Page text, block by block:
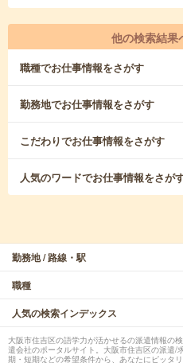
他の検索結果
職種でお仕事情報をさがす
勤務地でお仕事情報をさがす
こだわりでお仕事情報をさがす
人気のワードでお仕事情報をさが
勤務地 / 路線・駅
職種
人気の検索インデックス
大阪市住吉区の語学力が活かせるの派遣情報の
遣会社のポータルサイト。大阪市住吉区の派遣/
期・短期などの希望条件から、あなたにピッタ